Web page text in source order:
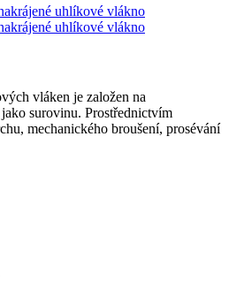
vláken je založen na
surovinu. Prostřednictvím
mechanického broušení, prosévání